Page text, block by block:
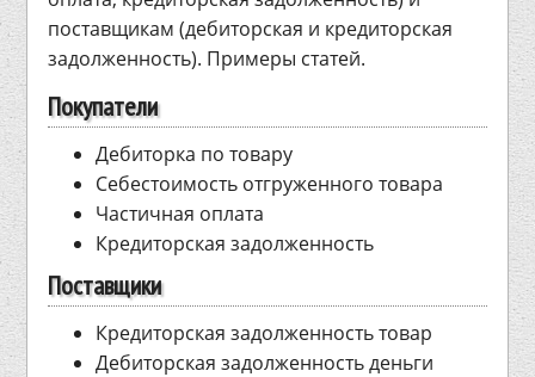
поставщикам (дебиторская и кредиторская
задолженность). Примеры статей.
Покупатели
Дебиторка по товару
Себестоимость отгруженного товара
Частичная оплата
Кредиторская задолженность
Поставщики
Кредиторская задолженность товар
Дебиторская задолженность деньги